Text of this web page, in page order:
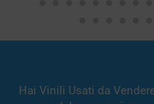
Hai Vinili Usati da